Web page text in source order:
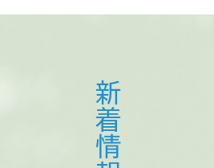
新着情報